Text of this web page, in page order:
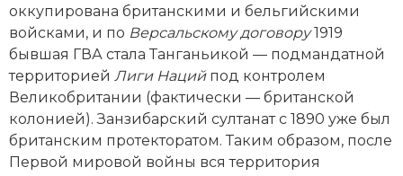
оккупирована британскими и бельгийскими
вой­сками, и по Версальскому договору1919
бывшая ГВА стала Танганьикой — подмандатной
территорией Лиги Нацийпод контролем
Великобритании (фактически — британской
колонией). Занзибарский султанат с 1890 уже был
британским протекторатом. Таким образом, после
Первой мировой вой­ны вся территория